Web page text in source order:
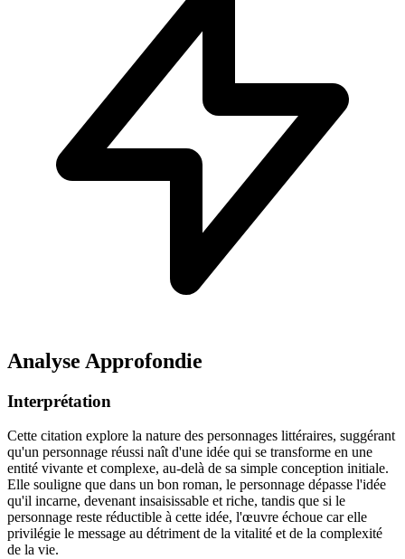
Analyse Approfondie
Interprétation
Cette citation explore la nature des personnages littéraires, suggérant
qu'un personnage réussi naît d'une idée qui se transforme en une
entité vivante et complexe, au-delà de sa simple conception initiale.
Elle souligne que dans un bon roman, le personnage dépasse l'idée
qu'il incarne, devenant insaisissable et riche, tandis que si le
personnage reste réductible à cette idée, l'œuvre échoue car elle
privilégie le message au détriment de la vitalité et de la complexité
de la vie.